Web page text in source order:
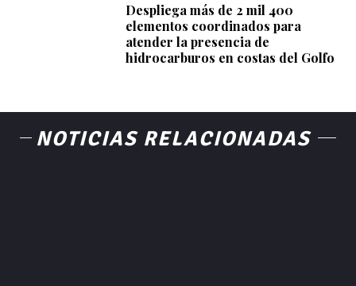
Despliega más de 2 mil 400
elementos coordinados para
atender la presencia de
hidrocarburos en costas del Golfo
NOTICIAS RELACIONADAS